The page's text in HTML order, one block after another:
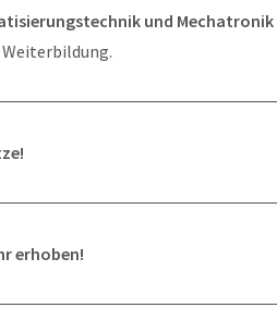
und Mechatronik
erhoben!